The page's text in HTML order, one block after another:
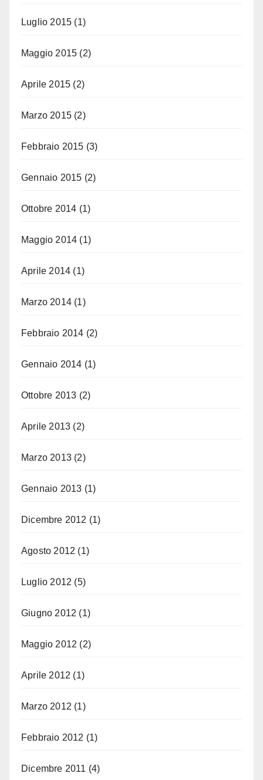
Luglio 2015 (1)
Maggio 2015 (2)
Aprile 2015 (2)
Marzo 2015 (2)
Febbraio 2015 (3)
Gennaio 2015 (2)
Ottobre 2014 (1)
Maggio 2014 (1)
Aprile 2014 (1)
Marzo 2014 (1)
Febbraio 2014 (2)
Gennaio 2014 (1)
Ottobre 2013 (2)
Aprile 2013 (2)
Marzo 2013 (2)
Gennaio 2013 (1)
Dicembre 2012 (1)
Agosto 2012 (1)
Luglio 2012 (5)
Giugno 2012 (1)
Maggio 2012 (2)
Aprile 2012 (1)
Marzo 2012 (1)
Febbraio 2012 (1)
Dicembre 2011 (4)